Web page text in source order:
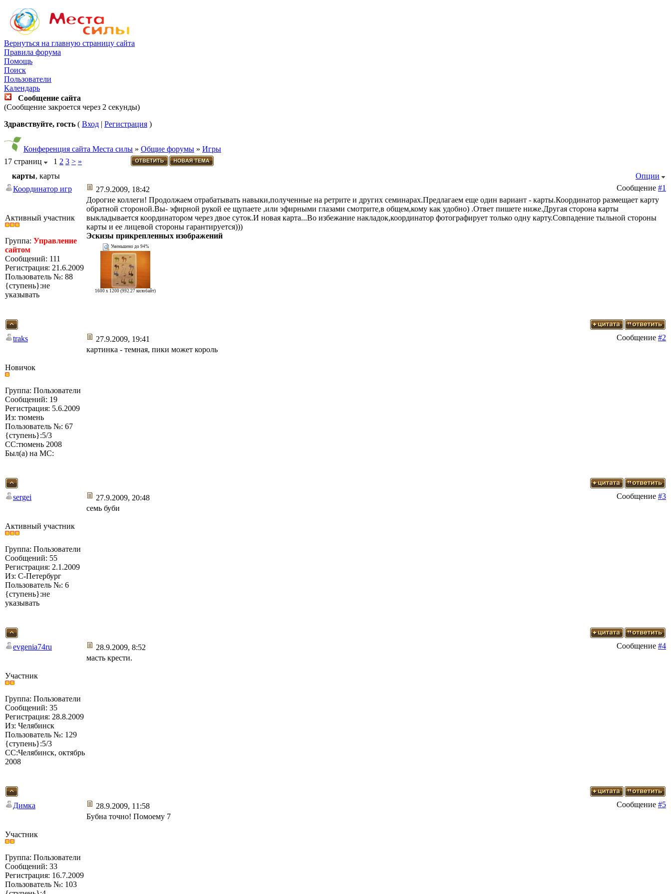
Вернуться на главную страницу сайта
Правила форума
Помощь
Поиск
Пользователи
Календарь
Сообщение сайта
(Сообщение закроется через 2 секунды)
Здравствуйте, гость ( Вход | Регистрация )
Конференция сайта Места силы » Общие форумы » Игры
17 страниц
1 2 3 > »
карты, карты
Опции
Координатор игр
27.9.2009, 18:42 Сообщение #1
Активный участник
Группа: Управление
сайтом
Сообщений: 111
Регистрация: 21.6.2009
Пользователь №: 88
{ступень}:не
указывать
Дорогие коллеги! Продолжаем отрабатывать навыки,полученные на ретрите и других семинарах.Предлагаем еще один вариант - карты.Координатор размещает карту
обратной стороной.Вы- эфирной рукой ее щупаете ,или эфирными глазами смотрите,в общем,кому как удобно) .Ответ пишете ниже.Другая сторона карты
выкладывается координатором через двое суток.И новая карта...Во избежание накладок,координатор фотографирует только одну карту.Совпадение тыльной стороны
карты и ее лицевой стороны гарантируется)))
Эскизы прикрепленных изображений
Уменьшено до 94%
1600 x 1200 (992.27 килобайт)
traks 27.9.2009, 19:41 Сообщение #2
Новичок
Группа: Пользователи
Сообщений: 19
Регистрация: 5.6.2009
Из: тюмень
Пользователь №: 67
{ступень}:5/3
СС:тюмень 2008
Был(а) на МС:
картинка - темная, пики может король
sergei 27.9.2009, 20:48 Сообщение #3
Активный участник
Группа: Пользователи
Сообщений: 55
Регистрация: 2.1.2009
Из: С-Петербург
Пользователь №: 6
{ступень}:не
указывать
семь буби
evgenia74ru 28.9.2009, 8:52 Сообщение #4
Участник
Группа: Пользователи
Сообщений: 35
Регистрация: 28.8.2009
Из: Челябинск
Пользователь №: 129
{ступень}:5/3
СС:Челябинск, октябрь
2008
масть крести.
Димка 28.9.2009, 11:58 Сообщение #5
Участник
Группа: Пользователи
Сообщений: 33
Регистрация: 16.7.2009
Пользователь №: 103
Бубна точно! Помоему 7